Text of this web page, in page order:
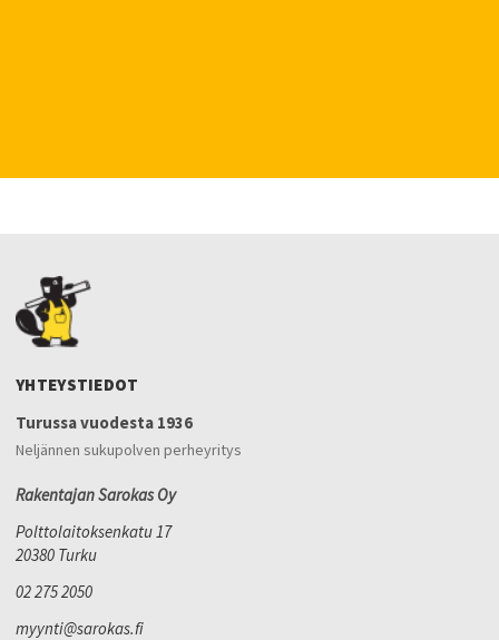
YHTEYSTIEDOT
Turussa vuodesta 1936
Neljännen sukupolven perheyritys
Rakentajan Sarokas Oy
Polttolaitoksenkatu 17
20380 Turku
02 275 2050
myynti@sarokas.fi